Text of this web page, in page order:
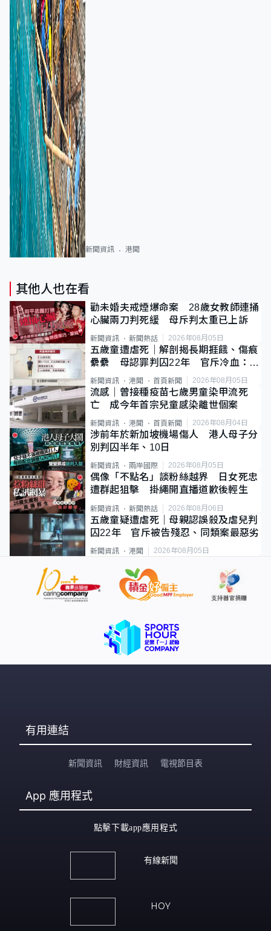
新聞資訊 港聞
其他人也在看
勸未婚夫戒煙爆命案 28歲女教師連捅
心臟兩刀判死緩 母斥判太重已上訴
新聞資訊 新聞熱話 2026年08月05日
五歲童遭虐死｜解剖揭長期捱餓、傷痕
纍纍 母認罪判囚22年 官斥冷血：同
類案最惡劣
新聞資訊 港聞 首頁新聞 2026年08月05日
流感｜曾接種疫苗七歲男童染甲流死
亡 成今年首宗兒童感染離世個案
新聞資訊 港聞 首頁新聞 2026年08月04日
涉前年於新加坡機場傷人 港人母子分
別判囚半年、10日
新聞資訊 兩岸國際 2026年08月05日
偶像「不點名」談粉絲越界 日女死忠
遭群起狙擊 掛繩開直播道歉後輕生
新聞資訊 新聞熱話 2026年08月06日
五歲童疑遭虐死｜母親認誤殺及虐兒判
囚22年 官斥被告殘忍、同類案最惡劣
新聞資訊 港聞 2026年08月05日
有用連結
新聞資訊 財經資訊 電視節目表
App 應用程式
點擊下載app應用程式
有線新聞
HOY